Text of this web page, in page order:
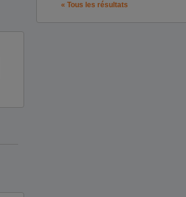
« Tous les résultats